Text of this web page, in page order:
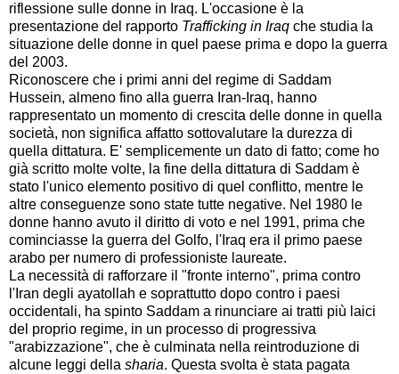
riflessione sulle donne in Iraq. L'occasione è la
presentazione del rapporto Trafficking in Iraq che studia la
situazione delle donne in quel paese prima e dopo la guerra
del 2003.
Riconoscere che i primi anni del regime di Saddam
Hussein, almeno fino alla guerra Iran-Iraq, hanno
rappresentato un momento di crescita delle donne in quella
società, non significa affatto sottovalutare la durezza di
quella dittatura. E' semplicemente un dato di fatto; come ho
già scritto molte volte, la fine della dittatura di Saddam è
stato l'unico elemento positivo di quel conflitto, mentre le
altre conseguenze sono state tutte negative. Nel 1980 le
donne hanno avuto il diritto di voto e nel 1991, prima che
cominciasse la guerra del Golfo, l'Iraq era il primo paese
arabo per numero di professioniste laureate.
La necessità di rafforzare il "fronte interno", prima contro
l'Iran degli ayatollah e soprattutto dopo contro i paesi
occidentali, ha spinto Saddam a rinunciare ai tratti più laici
del proprio regime, in un processo di progressiva
"arabizzazione", che è culminata nella reintroduzione di
alcune leggi della sharia. Questa svolta è stata pagata